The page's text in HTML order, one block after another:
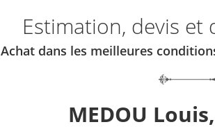
Estimation, devis
Achat dans les meilleures
MEDOU